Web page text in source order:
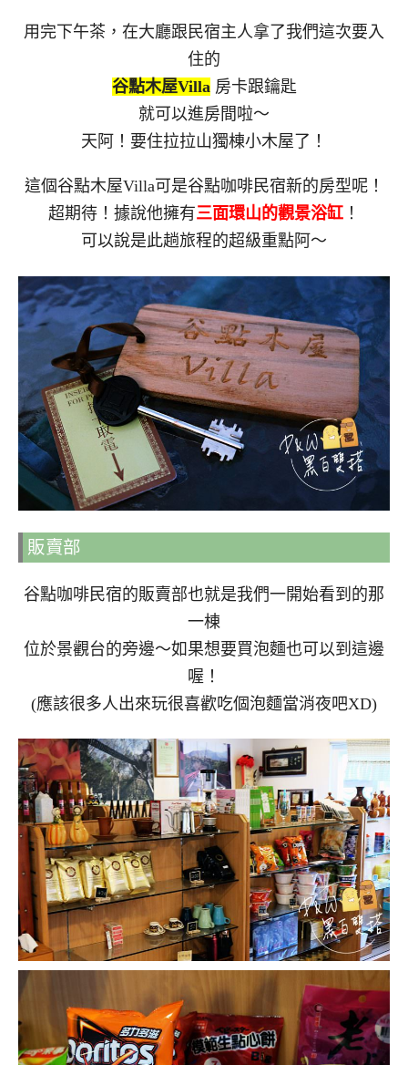
用完下午茶，在大廳跟民宿主人拿了我們這次要入
住的
谷點木屋Villa房卡跟鑰匙
就可以進房間啦～
天阿！要住拉拉山獨棟小木屋了！
這個谷點木屋Villa可是谷點咖啡民宿新的房型呢！
超期待！據說他擁有三面環山的觀景浴缸 ！
可以說是此趟旅程的超級重點阿～
販賣部
谷點咖啡民宿的販賣部也就是我們一開始看到的那
一棟
位於景觀台的旁邊～如果想要買泡麵也可以到這邊
喔！
(應該很多人出來玩很喜歡吃個泡麵當消夜吧XD)